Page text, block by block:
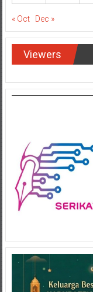
« Oct Dec »
Viewers